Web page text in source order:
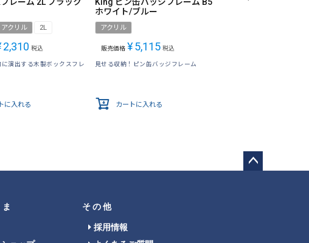
アクリル 2L
2,310 税込
演出する木製ボックスフレ
に入れる
ホワイト/ブルー
アクリル
販売価格 ¥5,115 税込
見せる収納！ピン缶バッジフレーム
カートに入れる
その他
採用情報